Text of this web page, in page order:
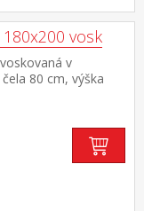
vosk
v
80 cm, výška
a
výška matrace
matrace 180 × 200
a rošt R4 nebo 2
do 120 kg na